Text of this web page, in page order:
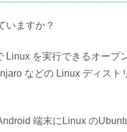
いますか？
を実行できるオープ
などの Linux ディスト
端末にLinux の